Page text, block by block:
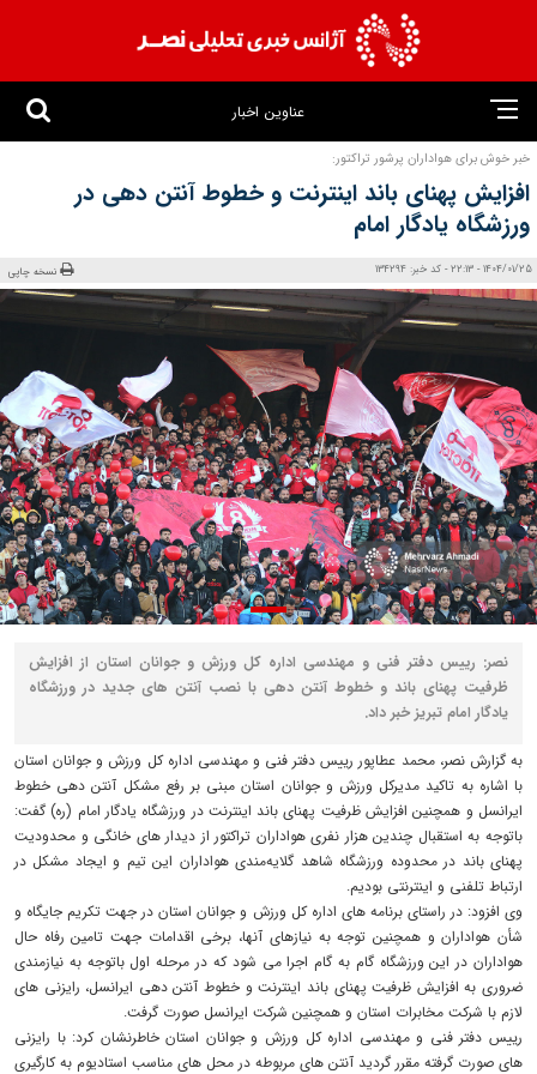
عناوین اخبار
خبر خوش برای هواداران پرشور تراکتور:
افزایش پهنای باند اینترنت و خطوط آنتن دهی در
ورزشگاه یادگار امام
1404/01/25 - 22:13 - کد خبر: 134294 نسخه چاپی
نصر: رییس دفتر فنی و مهندسی اداره کل ورزش و جوانان استان از افزایش
ظرفیت پهنای باند و خطوط آنتن دهی با نصب آنتن های جدید در ورزشگاه
یادگار امام تبریز خبر داد.
به گزارش نصر، محمد عطاپور رییس دفتر فنی و مهندسی اداره کل ورزش و جوانان استان
با اشاره به تاکید مدیرکل ورزش و جوانان استان مبنی بر رفع مشکل آنتن دهی خطوط
ایرانسل و همچنین افزایش ظرفیت پهنای باند اینترنت در ورزشگاه یادگار امام (ره) گفت:
باتوجه به استقبال چندین هزار نفری هواداران تراکتور از دیدار های خانگی و محدودیت
پهنای باند در محدوده ورزشگاه شاهد گلایه‌مندی هواداران این تیم و ایجاد مشکل در
ارتباط تلفنی و اینترنتی بودیم.
وی افزود: در راستای برنامه های اداره کل ورزش و جوانان استان در جهت تکریم جایگاه و
شأن هواداران و همچنین توجه به نیازهای آنها، برخی اقدامات جهت تامین رفاه حال
هواداران در این ورزشگاه گام به گام اجرا می شود که در مرحله اول باتوجه به نیازمندی
ضروری به افزایش ظرفیت پهنای باند اینترنت و خطوط آنتن دهی ایرانسل، رایزنی های
لازم با شرکت مخابرات استان و همچنین شرکت ایرانسل صورت گرفت.
رییس دفتر فنی و مهندسی اداره کل ورزش و جوانان استان خاطرنشان کرد: با رایزنی
های صورت گرفته مقرر گردید آنتن های مربوطه در محل های مناسب استادیوم به کارگیری